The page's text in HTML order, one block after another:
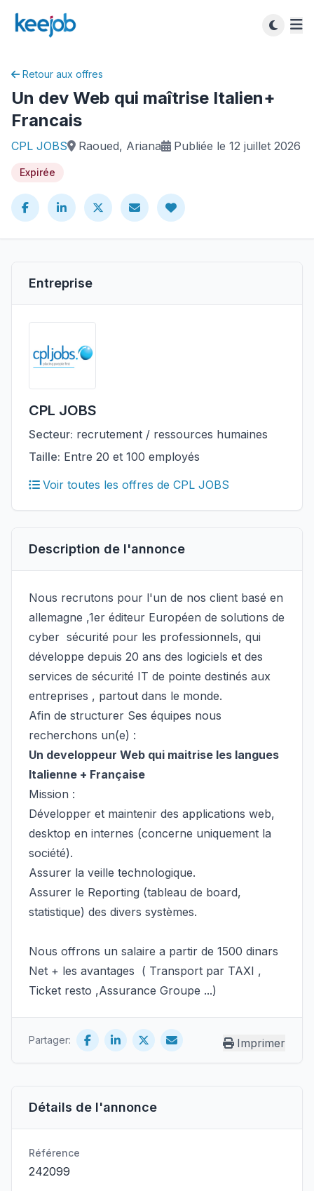
Retour aux offres
Un dev Web qui maîtrise Italien+
Francais
CPL JOBS Raoued, Ariana Publiée le 12 juillet 2026
Expirée
Détails de l'annonce
Référence
242099
Entreprise
CPL JOBS
Secteur: recrutement / ressources humaines
Taille: Entre 20 et 100 employés
Voir toutes les offres de CPL JOBS
Description de l'annonce
Nous recrutons pour l'un de nos client basé en
allemagne ,1er éditeur Européen de solutions de
cyber sécurité pour les professionnels, qui
développe depuis 20 ans des logiciels et des
services de sécurité IT de pointe destinés aux
entreprises , partout dans le monde.
Afin de structurer Ses équipes nous
recherchons un(e) :
Un developpeur Web qui maitrise les langues
Italienne + Française
Mission :
Développer et maintenir des applications web,
desktop en internes (concerne uniquement la
société).
Assurer la veille technologique.
Assurer le Reporting (tableau de board,
statistique) des divers systèmes.
Nous offrons un salaire a partir de 1500 dinars
Net + les avantages ( Transport par TAXI ,
Ticket resto ,Assurance Groupe ...)
Partager: Imprimer